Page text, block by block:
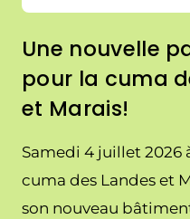
Une nouvelle
pour la cuma
et Marais!
Samedi 4 juillet 2026
cuma des Landes et
son nouveau